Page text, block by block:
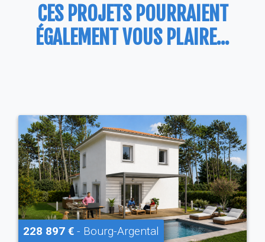
CES PROJETS POURRAIENT
ÉGALEMENT VOUS PLAIRE...
228 897 € - Bourg-Argental